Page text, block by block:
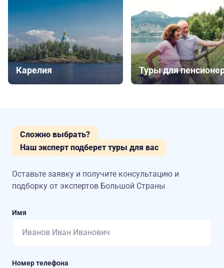
Карелия Туры для
Сложно выбрать?
Наш эксперт подберет туры для вас
Оставьте заявку и получите консультацию и
подборку от экспертов Большой Страны
Имя
Номер телефона